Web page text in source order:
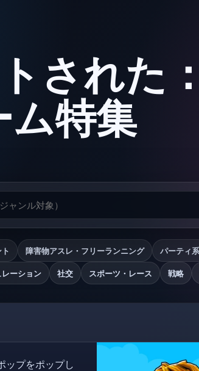
された
特集
障害物アスレ・フリーランニング パーティ
ーション 社交 スポーツ・レース 戦略
ップをポップし